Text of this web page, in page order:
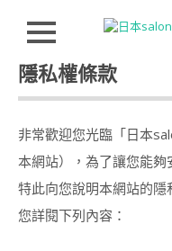
Close
Skip
content
HOMEPAGE
講
師
證
課
程
特
隱私權條款
非常歡迎您光臨「日本
本網站），為了讓您能夠
特此向您說明本網站的
您詳閱下列內容：